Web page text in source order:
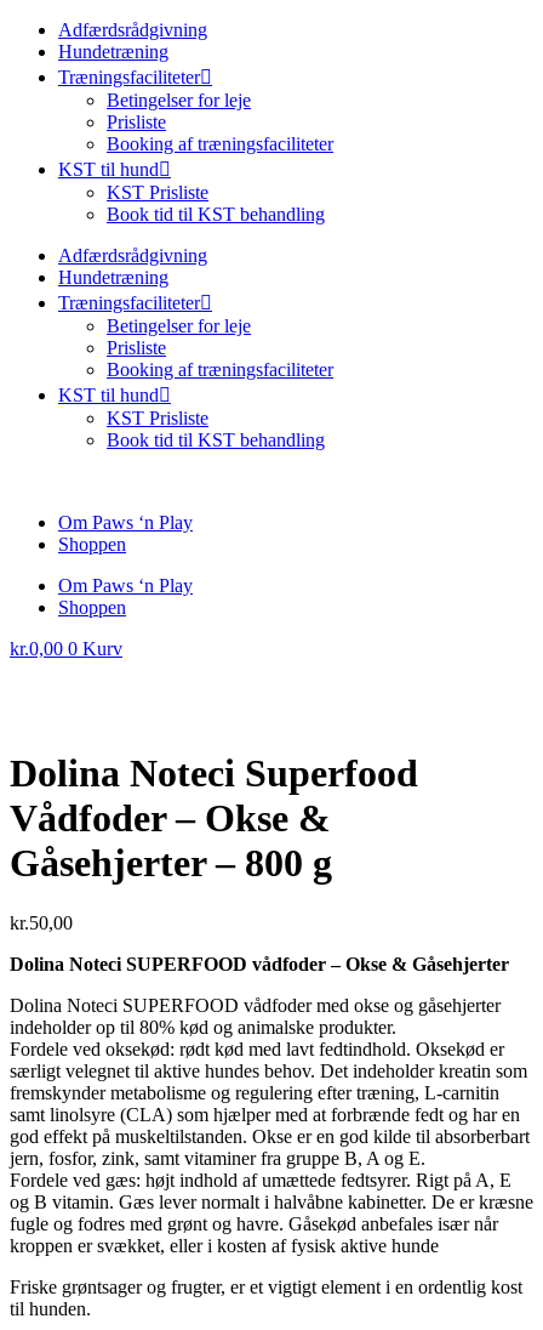
Adfærdsrådgivning
Hundetræning
Træningsfaciliteter
Betingelser for leje
Prisliste
Booking af træningsfaciliteter
KST til hund
KST Prisliste
Book tid til KST behandling
Adfærdsrådgivning
Hundetræning
Træningsfaciliteter
Betingelser for leje
Prisliste
Booking af træningsfaciliteter
KST til hund
KST Prisliste
Book tid til KST behandling
Om Paws ‘n Play
Shoppen
Om Paws ‘n Play
Shoppen
kr.0,00 0 Kurv
Dolina Noteci Superfood
Vådfoder – Okse &
Gåsehjerter – 800 g
kr.50,00
Dolina Noteci SUPERFOOD vådfoder – Okse & Gåsehjerter
Dolina Noteci SUPERFOOD vådfoder med okse og gåsehjerter
indeholder op til 80% kød og animalske produkter.
Fordele ved oksekød: rødt kød med lavt fedtindhold. Oksekød er
særligt velegnet til aktive hundes behov. Det indeholder kreatin som
fremskynder metabolisme og regulering efter træning, L-carnitin
samt linolsyre (CLA) som hjælper med at forbrænde fedt og har en
god effekt på muskeltilstanden. Okse er en god kilde til absorberbart
jern, fosfor, zink, samt vitaminer fra gruppe B, A og E.
Fordele ved gæs: højt indhold af umættede fedtsyrer. Rigt på A, E
og B vitamin. Gæs lever normalt i halvåbne kabinetter. De er kræsne
fugle og fodres med grønt og havre. Gåsekød anbefales især når
kroppen er svækket, eller i kosten af fysisk aktive hunde
Friske grøntsager og frugter, er et vigtigt element i en ordentlig kost
til hunden.